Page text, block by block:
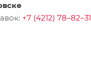
+7 (4212) 78–82–31